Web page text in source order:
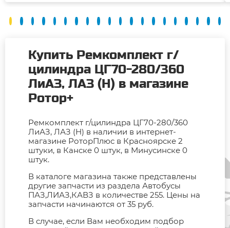
Купить Ремкомплект г/
цилиндра ЦГ70-280/360
ЛиАЗ, ЛАЗ (Н) в магазине
Ротор+
Ремкомплект г/цилиндра ЦГ70-280/360
ЛиАЗ, ЛАЗ (Н) в наличии в интернет-
магазине РоторПлюс в Красноярске 2
штуки, в Канске 0 штук, в Минусинске 0
штук.
В каталоге магазина также представлены
другие запчасти из раздела Автобусы
ПАЗ,ЛИАЗ,КАВЗ в количестве 255. Цены на
запчасти начинаются от 35 руб.
В случае, если Вам необходим подбор